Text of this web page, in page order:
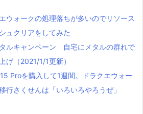
ウォークの処理落ちが多いのでリソース
ュクリアをしてみた
ルキャンペーン 自宅にメタルの群れで
げ（2021/1/1更新）
Proを購入して1週間。ドラクエウォー
行さくせんは「いろいろやろうぜ」